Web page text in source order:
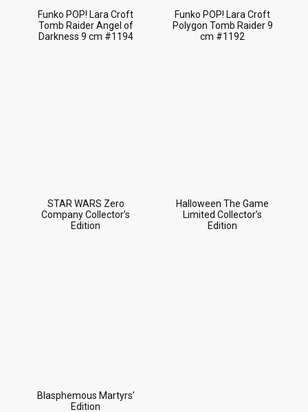
Funko POP! Lara Croft
Tomb Raider Angel of
Darkness 9 cm #1194
Funko POP! Lara Croft
Polygon Tomb Raider 9
cm #1192
STAR WARS Zero
Company Collector’s
Edition
Halloween The Game
Limited Collector’s
Edition
Blasphemous Martyrs’
Edition